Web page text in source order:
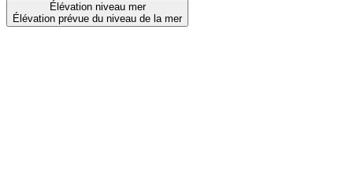
Élévation niveau mer
Élévation prévue du niveau de la mer